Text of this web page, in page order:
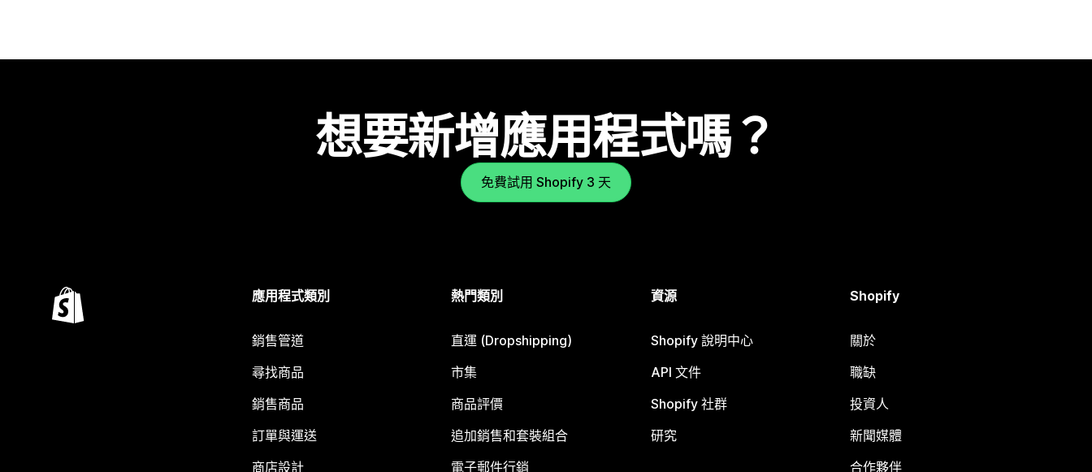
想要新增應用程式嗎？
免費試用 Shopify 3 天
應用程式類別
銷售管道
尋找商品
銷售商品
訂單與運送
商店設計
熱門類別
直運 (Dropshipping)
市集
商品評價
追加銷售和套裝組合
電子郵件行銷
資源
Shopify 說明中心
API 文件
Shopify 社群
研究
Shopify
關於
職缺
投資人
新聞媒體
合作夥伴